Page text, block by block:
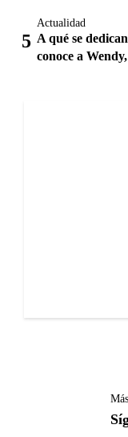
Actualidad
A qué se
conoce a